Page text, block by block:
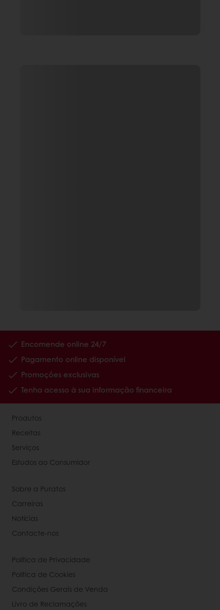
Encomende online 24/7
Pagamento online disponível
Promoções exclusivas
Tenha acesso à sua informação financeira
Produtos
Receitas
Serviços
Estudos ao Consumidor
Sobre a Puratos
Carreiras
Notícias
Contacte-nos
Política de Privacidade
Política de Cookies
Condições Gerais de Venda
Livro de Reclamações